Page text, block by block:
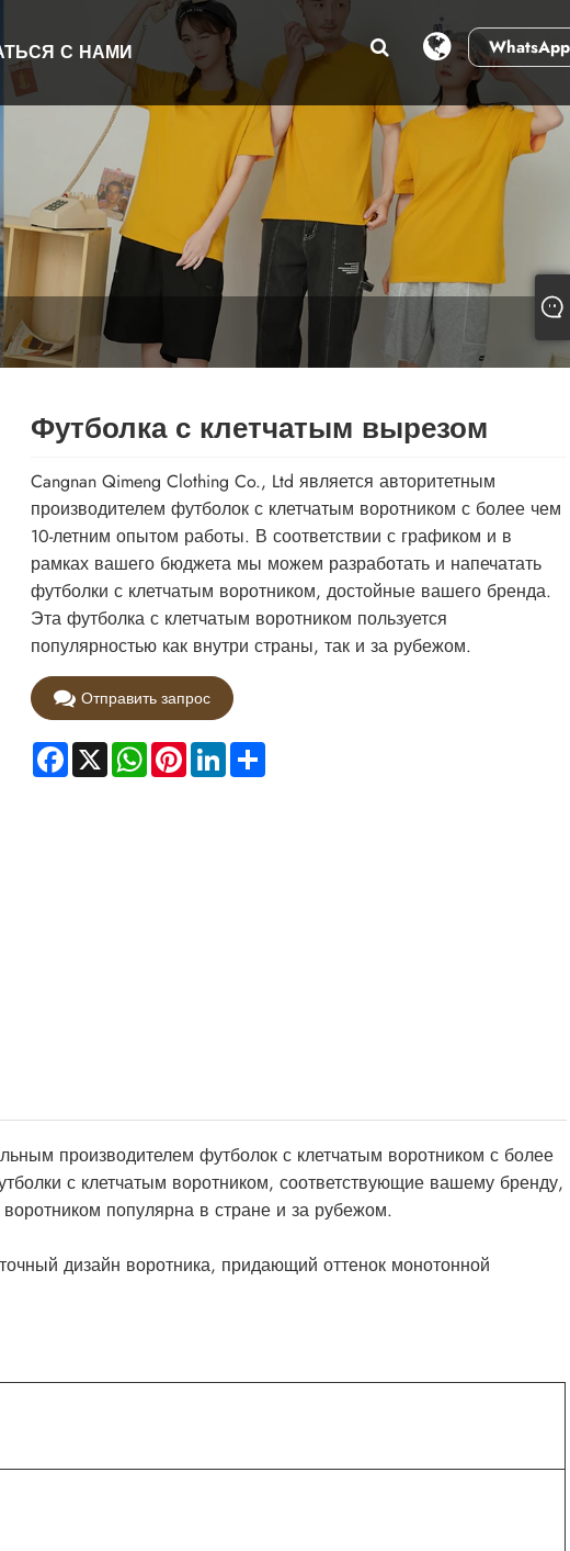
WhatsApp
С НАМИ
Футболка с клетчатым вырезом
Cangnan Qimeng Clothing Co., Ltd является авторитетным
производителем футболок с клетчатым воротником с более чем
10-летним опытом работы. В соответствии с графиком и в
рамках вашего бюджета мы можем разработать и напечатать
футболки с клетчатым воротником, достойные вашего бренда.
Эта футболка с клетчатым воротником пользуется
популярностью как внутри страны, так и за рубежом.
Отправить запрос
Facebook
X WhatsApp
PinterestLinkedInShare
производителем футболок с клетчатым воротником с более
с клетчатым воротником, соответствующие вашему бренду,
популярна в стране и за рубежом.
дизайн воротника, придающий оттенок монотонной